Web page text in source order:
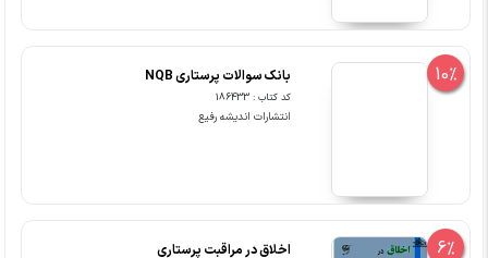
10% بانک سوالات پرستاری NQB
کد کتاب : 186433
انتشارات اندیشه رفیع
6% اﺧﻼق در ﻣﺮاﻗﺒﺖ ﭘﺮﺳﺘﺎری